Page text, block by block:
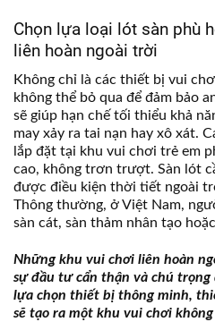
Chọn lựa loại lót sàn phù
liên hoàn ngoài trời
Không chỉ là các thiết bị vui
không thể bỏ qua để đảm bảo
sẽ giúp hạn chế tối thiểu khả
may xảy ra tai nạn hay xô xát.
lắp đặt tại khu vui chơi trẻ em
cao, không trơn trượt. Sàn lót
được điều kiện thời tiết ngoài
Thông thường, ở Việt Nam,
sàn cát, sàn thảm nhân tạo
Những khu vui chơi liên hoàn
sự đầu tư cẩn thận và chú trọng
lựa chọn thiết bị thông minh,
sẽ tạo ra một khu vui chơi